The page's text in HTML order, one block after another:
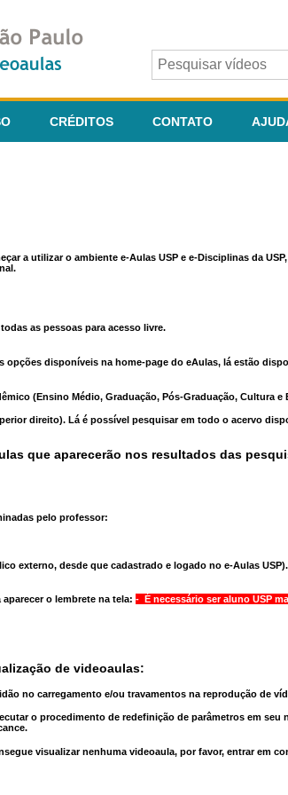
CRÉDITOS CONTATO
a utilizar o ambiente e-Aulas USP e e-Disciplinas da
as pessoas para acesso livre.
opções disponíveis na home-page do eAulas, lá estão
(Ensino Médio, Graduação, Pós-Graduação, Cultura e
direito). Lá é possível pesquisar em todo o acervo
que aparecerão nos resultados das
pelo professor:
externo, desde que cadastrado e logado no e-Aulas
aparecer o lembrete na tela: - É necessário ser aluno USP
de videoaulas:
no carregamento e/ou travamentos na reprodução de
o procedimento de redefinição de parâmetros em seu
visualizar nenhuma videoaula, por favor, entrar em